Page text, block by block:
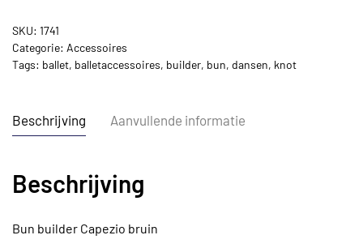
SKU: 1741
Categorie: Accessoires
Tags: ballet, balletaccessoires, builder, bun, dansen, knot
Beschrijving Aanvullende informatie
Beschrijving
Bun builder Capezio bruin